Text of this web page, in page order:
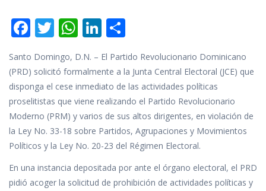
F
e
b
o
o
k
T
itt
er
W
at
s
A
p
p
Li
n
k
e
dI
n
o
m
p
ar
ti
r
Santo Domingo, D.N. – El Partido Revolucionario Dominicano
(PRD) solicitó formalmente a la Junta Central Electoral (JCE) que
disponga el cese inmediato de las actividades políticas
proselitistas que viene realizando el Partido Revolucionario
Moderno (PRM) y varios de sus altos dirigentes, en violación de
la Ley No. 33-18 sobre Partidos, Agrupaciones y Movimientos
Políticos y la Ley No. 20-23 del Régimen Electoral.
En una instancia depositada por ante el órgano electoral, el PRD
pidió acoger la solicitud de prohibición de actividades políticas y